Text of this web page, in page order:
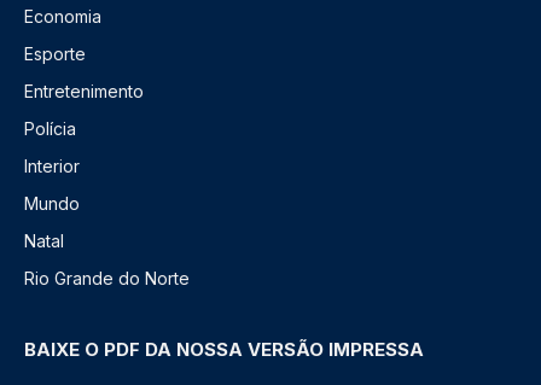
Economia
Esporte
Entretenimento
Polícia
Interior
Mundo
Natal
Rio Grande do Norte
BAIXE O PDF DA NOSSA VERSÃO IMPRESSA